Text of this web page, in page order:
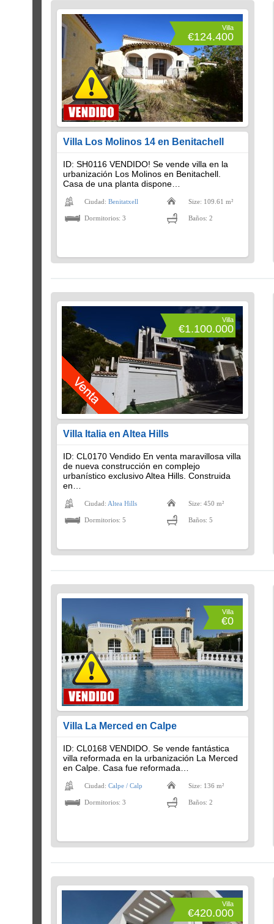
Villa
€124.400
Villa Los Molinos 14 en Benitachell
ID: SH0116 VENDIDO! Se vende villa en la
urbanización Los Molinos en Benitachell.
Casa de una planta dispone…
Ciudad: Benitatxell Size: 109.61 m²
Dormitorios: 3 Baños: 2
Villa
€1.100.000
Villa Italia en Altea Hills
ID: CL0170 Vendido En venta maravillosa villa
de nueva construcción en complejo
urbanístico exclusivo Altea Hills. Construida
en…
Ciudad: Altea Hills Size: 450 m²
Dormitorios: 5 Baños: 5
Villa
€0
Villa La Merced en Calpe
ID: CL0168 VENDIDO. Se vende fantástica
villa reformada en la urbanización La Merced
en Calpe. Casa fue reformada…
Ciudad: Calpe / Calp Size: 136 m²
Dormitorios: 3 Baños: 2
Villa
€420.000